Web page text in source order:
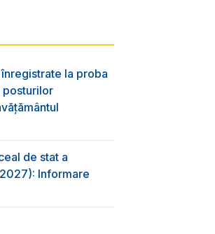
la proba
posturilor
de stat a
Informare